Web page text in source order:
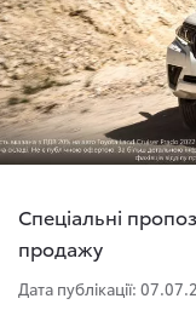
Спеціальні
продажу
Дата публікації: